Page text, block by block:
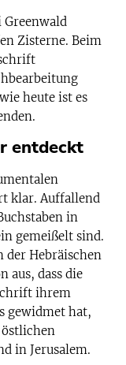
Greenwald
Zisterne. Beim
heute ist es
entdeckt
klar. Auffallend
in
gemeißelt sind.
der Hebräischen
aus, dass die
ihrem
gewidmet hat,
östlichen
in Jerusalem.